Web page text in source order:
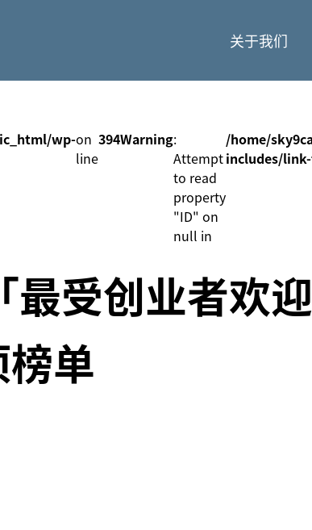
关于我们
wp-on
line
394Warning:
Attempt
to read
property
"ID" on
null in
/home/
includes/
受创业者欢
单